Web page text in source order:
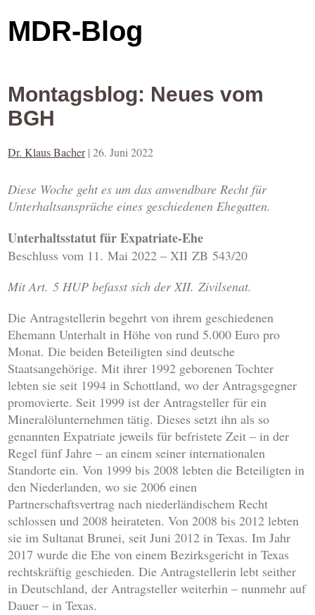
MDR-Blog
Montagsblog: Neues vom
BGH
Dr. Klaus Bacher |26. Juni 2022
Diese Woche geht es um das anwendbare Recht für
Unterhaltsansprüche eines geschiedenen Ehegatten.
Unterhaltsstatut für Expatriate-Ehe
Beschluss vom 11. Mai 2022 – XII ZB 543/20
Mit Art. 5 HUP befasst sich der XII. Zivilsenat.
Die Antragstellerin begehrt von ihrem geschiedenen
Ehemann Unterhalt in Höhe von rund 5.000 Euro pro
Monat. Die beiden Beteiligten sind deutsche
Staatsangehörige. Mit ihrer 1992 geborenen Tochter
lebten sie seit 1994 in Schottland, wo der Antragsgegner
promovierte. Seit 1999 ist der Antragsteller für ein
Mineralölunternehmen tätig. Dieses setzt ihn als so
genannten Expatriate jeweils für befristete Zeit – in der
Regel fünf Jahre – an einem seiner internationalen
Standorte ein. Von 1999 bis 2008 lebten die Beteiligten in
den Niederlanden, wo sie 2006 einen
Partnerschaftsvertrag nach niederländischem Recht
schlossen und 2008 heirateten. Von 2008 bis 2012 lebten
sie im Sultanat Brunei, seit Juni 2012 in Texas. Im Jahr
2017 wurde die Ehe von einem Bezirksgericht in Texas
rechtskräftig geschieden. Die Antragstellerin lebt seither
in Deutschland, der Antragsteller weiterhin – nunmehr auf
Dauer – in Texas.